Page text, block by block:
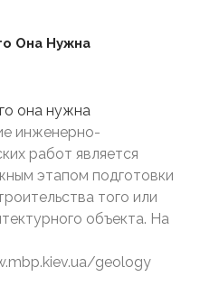
Она Нужна
инженерно-
работ является
этапом подготовки
того или
объекта. На
geology